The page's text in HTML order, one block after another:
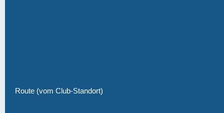
Route (vom Club-Standort)